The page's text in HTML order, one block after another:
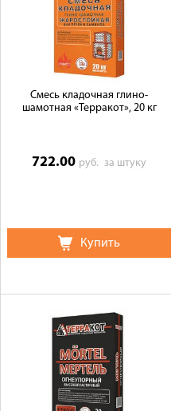
Сотрудничество
Галерея объектов
Контакты
Смесь кладочная глино-
шамотная «Терракот», 20 кг
722.00 руб.за штуку
Купить